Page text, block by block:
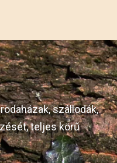
szállodák,
teljes körű